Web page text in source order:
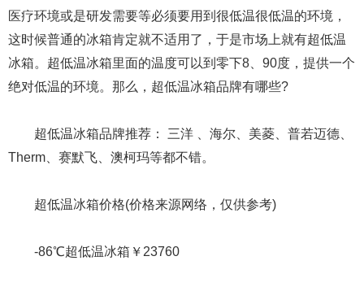
医疗环境或是研发需要等必须要用到很低温很低温的环境，
这时候普通的冰箱肯定就不适用了，于是市场上就有超低温
冰箱。超低温冰箱里面的温度可以到零下8、90度，提供一个
绝对低温的环境。那么，超低温冰箱品牌有哪些?
超低温冰箱品牌推荐： 三洋 、海尔、美菱、普若迈德、
Therm、赛默飞、澳柯玛等都不错。
超低温冰箱价格(价格来源网络，仅供参考)
-86℃超低温冰箱￥23760